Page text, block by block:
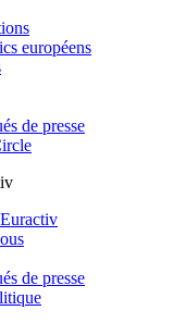
européens
de presse
de presse